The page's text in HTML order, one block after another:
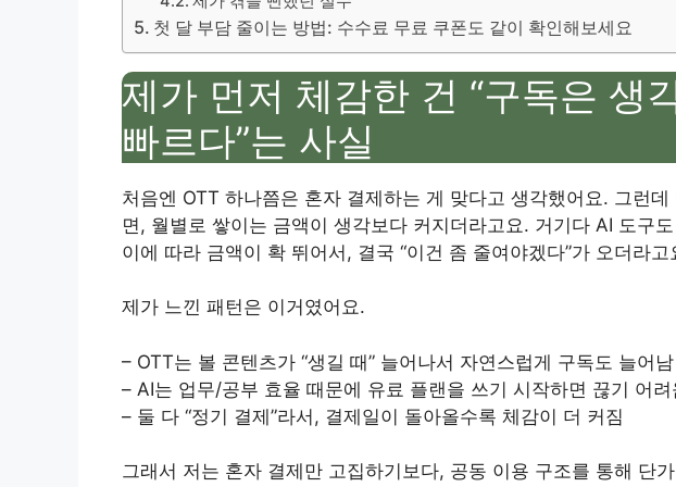
첫 달 부담 줄이는 방법: 수수료 무료 쿠폰도 같이 확인해보세요
제가 먼저 체감한 건 “구독은 생
빠르다”는 사실
처음엔 OTT 하나쯤은 혼자 결제하는 게 맞다고 생각했어요. 그런
면, 월별로 쌓이는 금액이 생각보다 커지더라고요. 거기다 AI 도구
이에 따라 금액이 확 뛰어서, 결국 “이건 좀 줄여야겠다”가 오더라고
제가 느낀 패턴은 이거였어요.
– OTT는 볼 콘텐츠가 “생길 때” 늘어나서 자연스럽게 구독도 늘어남
– AI는 업무/공부 효율 때문에 유료 플랜을 쓰기 시작하면 끊기 어려
– 둘 다 “정기 결제”라서, 결제일이 돌아올수록 체감이 더 커짐
그래서 저는 혼자 결제만 고집하기보다, 공동 이용 구조를 통해 단